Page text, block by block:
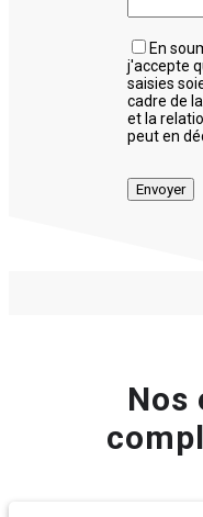
En
j'accepte
saisies
cadre de
et la
peut en
Nos